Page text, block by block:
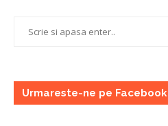
Urmareste-ne pe Facebook